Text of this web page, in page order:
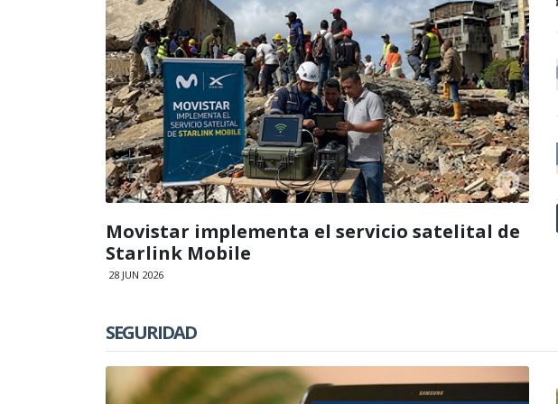
Movistar implementa el servicio satelital de
Starlink Mobile
28 JUN 2026
SEGURIDAD